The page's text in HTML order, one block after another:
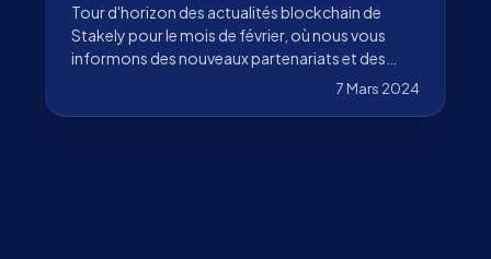
Tour d'horizon des actualités blockchain de
Stakely pour le mois de février, où nous vous
informons des nouveaux partenariats et des
7 Mars 2024